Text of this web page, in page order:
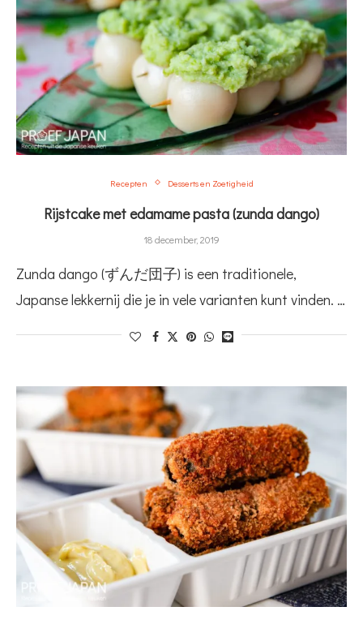
Recepten Desserts en Zoetigheid
Rijstcake met edamame pasta (zunda dango)
18 december, 2019
Zunda dango (ずんだ団子) is een traditionele,
Japanse lekkernij die je in vele varianten kunt vinden. …